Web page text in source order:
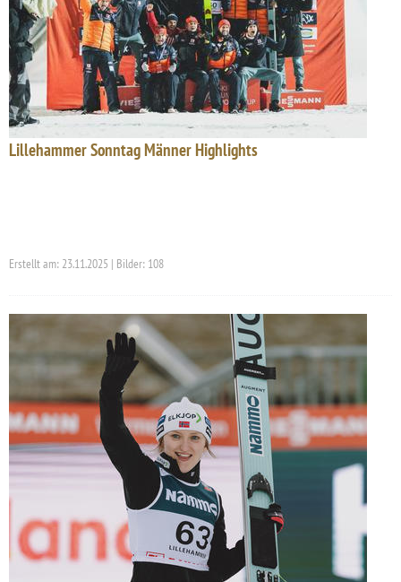
Lillehammer Sonntag Männer Highlights
Erstellt am: 23.11.2025 | Bilder: 108